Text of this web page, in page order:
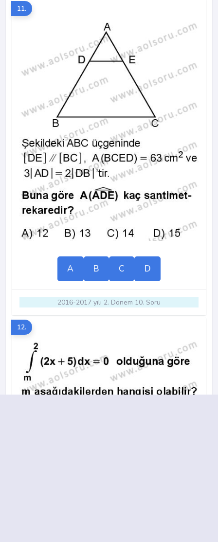
11.
A B C D
2016-2017 yılı 2. Dönem 10. Soru
12.